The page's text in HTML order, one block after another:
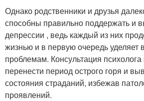
Однако родственники и друзья
способны правильно поддержать и
депрессии , ведь каждый из них
жизнью и в первую очередь уделяет
проблемам. Консультация
перенести период острого горя и
состояния страданий, избежав
проявлений.